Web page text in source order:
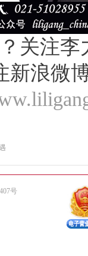
关注李
新浪微
号